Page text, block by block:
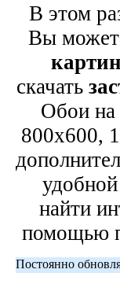
В этом
Вы
скачать
Обои на
800x600,
найти
помощью
Постоянно